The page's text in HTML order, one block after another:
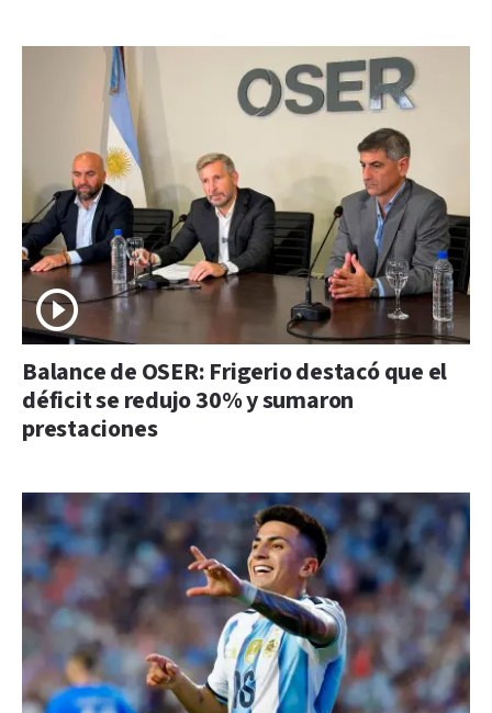
Balance de OSER: Frigerio destacó que el
déficit se redujo 30% y sumaron
prestaciones